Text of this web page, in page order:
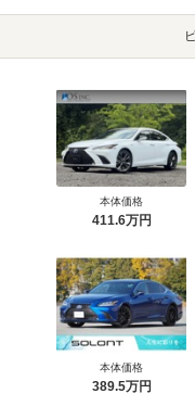
本体価格
411.6万円
本体価格
389.5万円